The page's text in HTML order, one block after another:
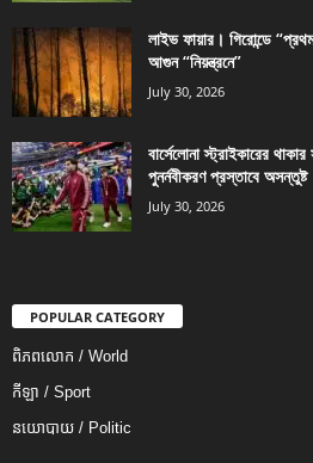
লাইভ ফায়ার। গিরোন্ডে
আগুন “নিয়ন্ত্রনে”
July 30, 2026
বার্সেলোনা স্ট্রাইকারের
পুনর্নবীকরণ প্রস্তাবে অসন্তুষ্ট
July 30, 2026
POPULAR CATEGORY
ពិភពលោក / World
កីឡា / Sport
នយោបាយ / Politic